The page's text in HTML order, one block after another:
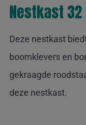
Nestkast
Deze nestkast
boomklevers en
gekraagde
deze nestkast.